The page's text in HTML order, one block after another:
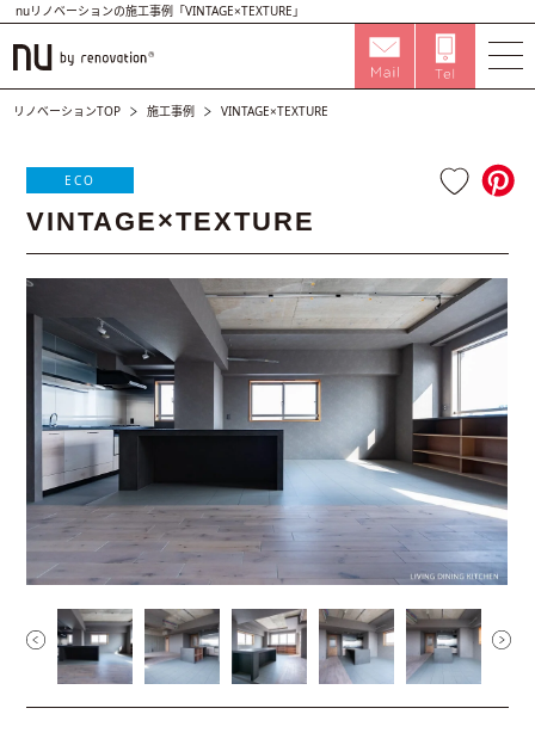
nuリノベーションの施工事例「VINTAGE×TEXTURE」
リノベーションTOP 施工事例 VINTAGE×TEXTURE
ECO
VINTAGE×TEXTURE